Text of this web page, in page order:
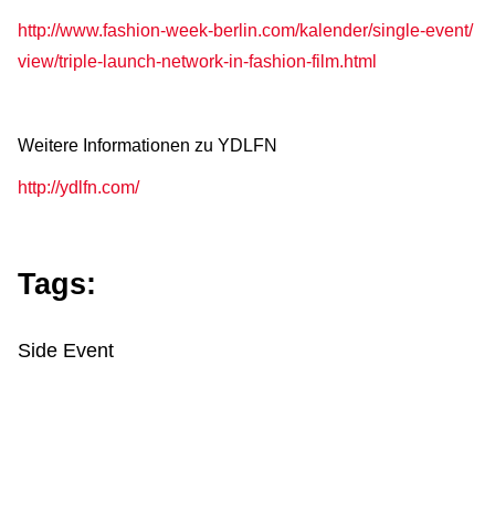
http://www.fashion-week-berlin.com/kalender/single-event/
view/triple-launch-network-in-fashion-film.html
Weitere Informationen zu YDLFN
http://ydlfn.com/
Tags:
Side Event